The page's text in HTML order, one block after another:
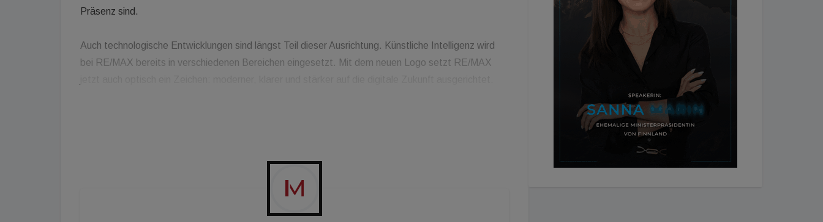
Präsenz sind.
Auch technologische Entwicklungen sind längst Teil dieser Ausrichtung. Künstliche Intelligenz wird
bei RE/MAX bereits in verschiedenen Bereichen eingesetzt. Mit dem neuen Logo setzt RE/MAX
Alois Reikersdorfer, Gründer, RE/MAX Austria
Reinhard Götze, Immobilienmakler, RE/MAX Immowest
Philipp Feurstein, Bürobetreiber, RE/MAX Immowest
Karin Egger, Bürobetreiberin, REMAX Thermal